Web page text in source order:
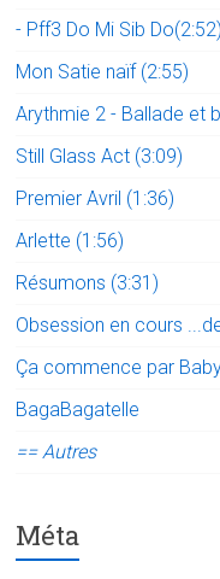
- Pff3 Do Mi Sib Do(2:52)
Mon Satie naïf (2:55)
Arythmie 2 - Ballade et
Still Glass Act (3:09)
Premier Avril (1:36)
Arlette (1:56)
Résumons (3:31)
Obsession en cours
Ça commence par
BagaBagatelle
== Autres
Méta